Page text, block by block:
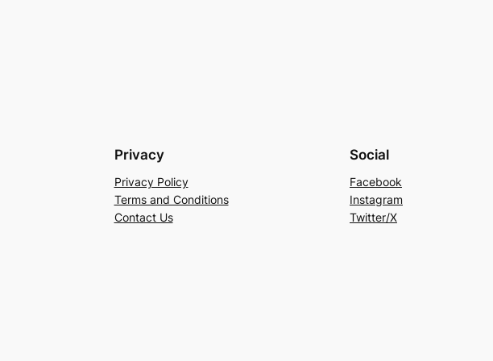
Privacy
Privacy Policy
Terms and Conditions
Contact Us
Social
Facebook
Instagram
Twitter/X